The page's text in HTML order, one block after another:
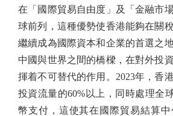
在「國際貿易自由度」及「金融市
球前列，這種優勢使香港能夠在關
繼續成為國際資本和企業的首選之
中國與世界之間的橋樑，在對外投
揮着不可替代的作用。2023年，香
投資流量的60%以上，同時處理全
幣支付，這使其在國際貿易結算